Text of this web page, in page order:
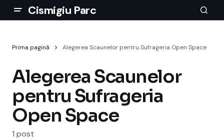
Cismigiu Parc
Prima pagină Alegerea Scaunelor pentru Sufrageria Open Space
Alegerea Scaunelor
pentru Sufrageria
Open Space
1 post